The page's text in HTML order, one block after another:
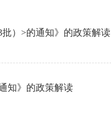
）>的通知》的政策解读
知》的政策解读